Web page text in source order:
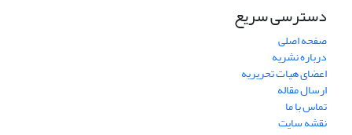
دسترسی سریع
صفحه اصلی
درباره نشریه
اعضای هیات تحریریه
ارسال مقاله
تماس با ما
نقشه سایت